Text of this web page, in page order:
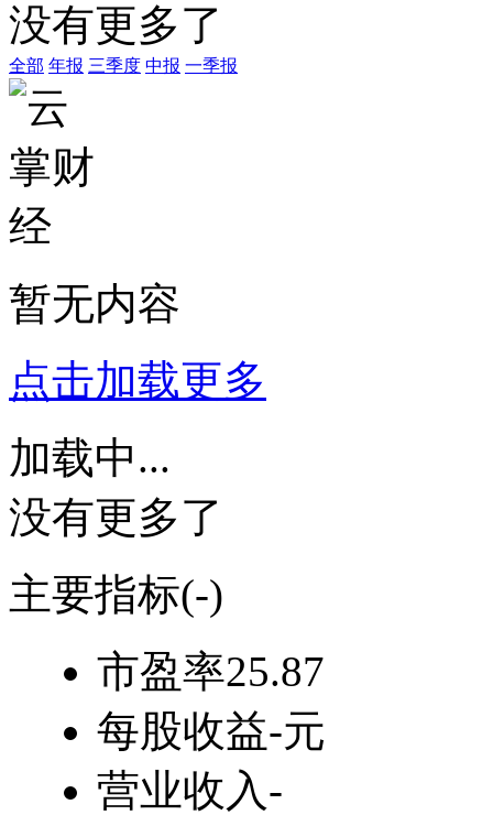
没有更多了
全部 年报 三季度 中报 一季报
暂无内容
点击加载更多
加载中...
没有更多了
主要指标(-)
市盈率25.87
每股收益-元
营业收入-